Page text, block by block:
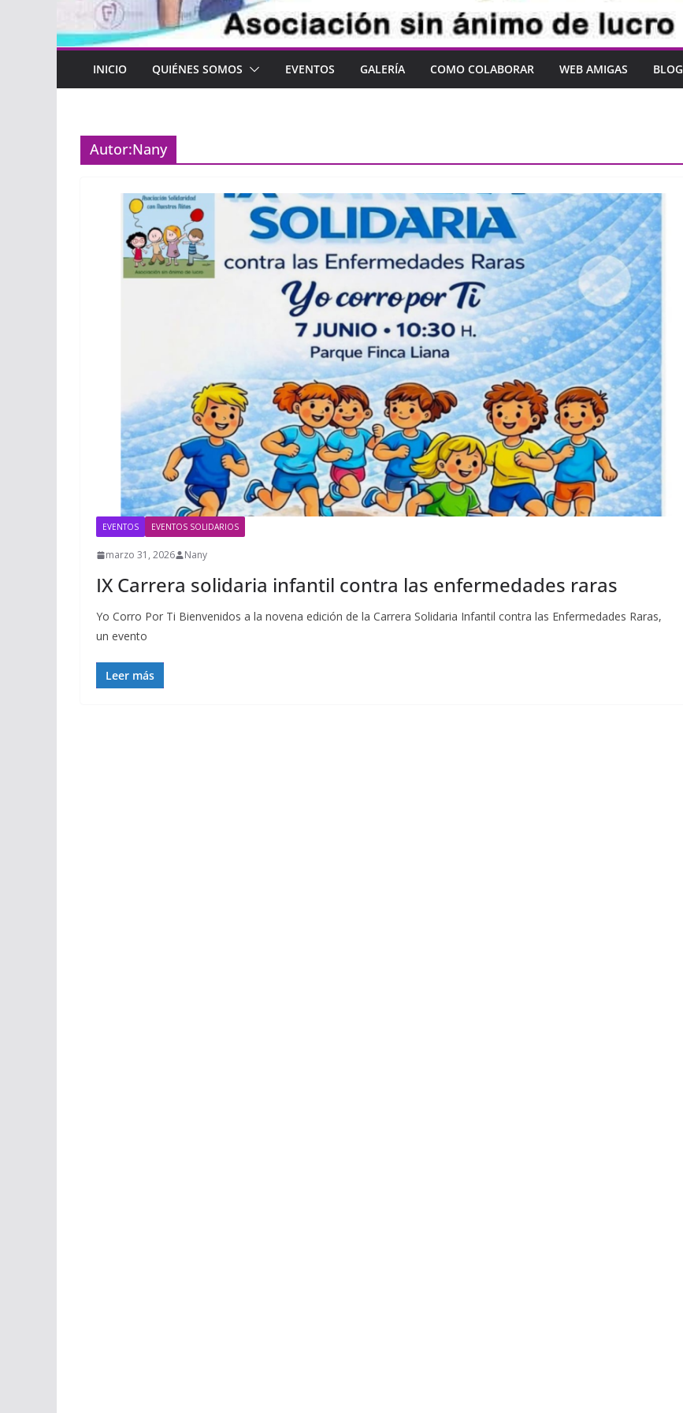
INICIO QUIÉNES SOMOS EVENTOS GALERÍA COMO COLABORAR WEB AMIGAS BLOG
Autor:Nany
EVENTOS EVENTOS SOLIDARIOS
marzo 31, 2026 Nany
IX Carrera solidaria infantil contra las enfermedades raras
Yo Corro Por Ti Bienvenidos a la novena edición de la Carrera Solidaria Infantil contra las Enfermedades Raras,
un evento
Leer más